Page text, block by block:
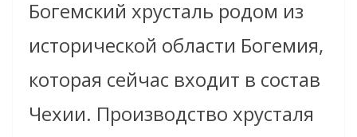
Богемский хрусталь родом из
исторической области Богемия,
которая сейчас входит в состав
Чехии. Производство хрусталя